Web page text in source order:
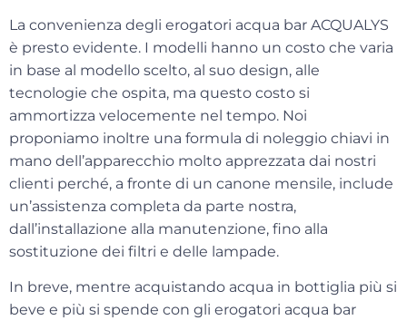
La convenienza degli erogatori acqua bar ACQUALYS
è presto evidente. I modelli hanno un costo che varia
in base al modello scelto, al suo design, alle
tecnologie che ospita, ma questo costo si
ammortizza velocemente nel tempo. Noi
proponiamo inoltre una formula di noleggio chiavi in
mano dell’apparecchio molto apprezzata dai nostri
clienti perché, a fronte di un canone mensile, include
un’assistenza completa da parte nostra,
dall’installazione alla manutenzione, fino alla
sostituzione dei filtri e delle lampade.
In breve, mentre acquistando acqua in bottiglia più si
beve e più si spende con gli erogatori acqua bar